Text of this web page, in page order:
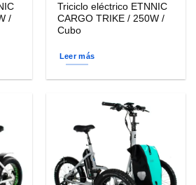
/
Triciclo eléctrico ETNNIC
CARGO TRIKE / 250W /
Cubo
Leer más